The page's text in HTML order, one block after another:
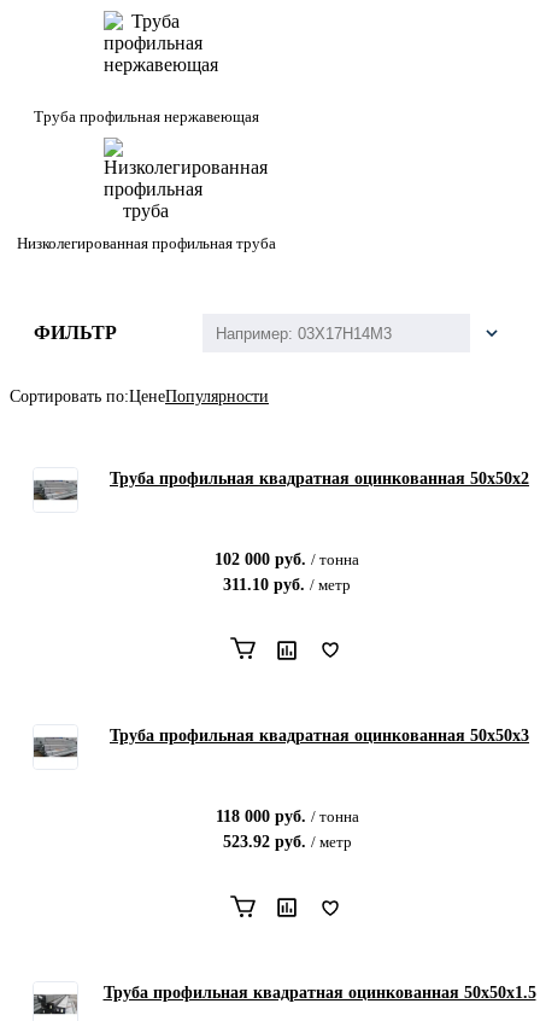
Труба профильная нержавеющая
Низколегированная профильная труба
ФИЛЬТР
Сортировать по:ЦенеПопулярности
Труба профильная квадратная оцинкованная 50х50х2
102 000 руб. / тонна
311.10 руб. / метр
Труба профильная квадратная оцинкованная 50х50х3
118 000руб. / тонна
523.92руб. / метр
Труба профильная квадратная оцинкованная 50х50х1.5